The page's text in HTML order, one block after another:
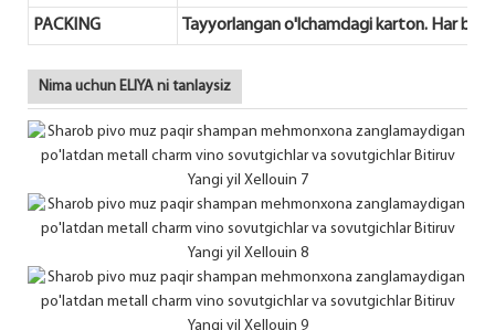
PACKING Tayyorlangan o'lchamdagi karton. Har bir
Nima uchun ELIYA ni tanlaysiz